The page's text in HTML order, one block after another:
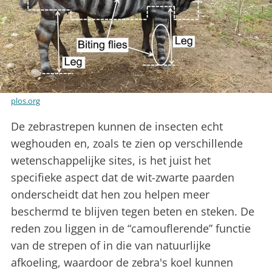
plos.org
De zebrastrepen kunnen de insecten echt
weghouden en, zoals te zien op verschillende
wetenschappelijke sites, is het juist het
specifieke aspect dat de wit-zwarte paarden
onderscheidt dat hen zou helpen meer
beschermd te blijven tegen beten en steken. De
reden zou liggen in de “camouflerende” functie
van de strepen of in die van natuurlijke
afkoeling, waardoor de zebra's koel kunnen